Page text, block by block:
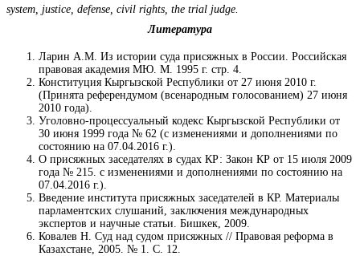
system, justice, defense, civil rights, the trial judge.
Литература
Ларин А.М. Из истории суда присяжных в России. Российская
правовая академия МЮ. М. 1995 г. стр. 4.
Конституция Кыргызской Республики от 27 июня 2010 г.
(Принята референдумом (всенародным голосованием) 27 июня
2010 года).
Уголовно-процессуальный кодекс Кыргызской Республики от
30 июня 1999 года № 62 (с изменениями и дополнениями по
состоянию на 07.04.2016 г.).
О присяжных заседателях в судах КР: Закон КР от 15 июля 2009
года № 215. с изменениями и дополнениями по состоянию на
07.04.2016 г.).
Введение института присяжных заседателей в КР. Материалы
парламентских слушаний, заключения международных
экспертов и научные статьи. Бишкек, 2009.
Ковалев Н. Суд над судом присяжных // Правовая реформа в
Казахстане, 2005. № 1. С. 12.